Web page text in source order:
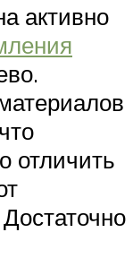
активно
отличить